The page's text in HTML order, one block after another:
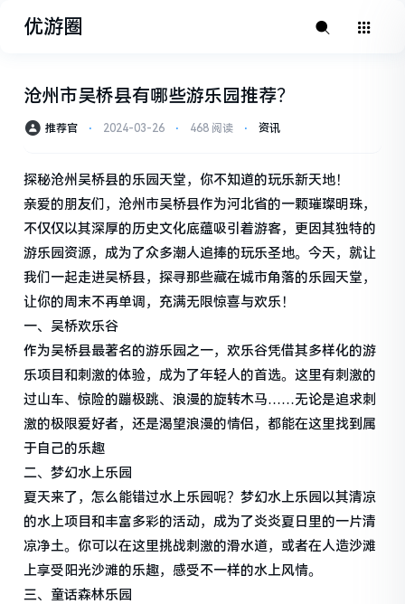
优游圈
沧州市吴桥县有哪些游乐园推荐？
推荐官 ⋅ 2024-03-26 ⋅ 468 阅读 ⋅ 资讯
探秘沧州吴桥县的乐园天堂，你不知道的玩乐新天地！
亲爱的朋友们，沧州市吴桥县作为河北省的一颗璀璨明珠，
不仅仅以其深厚的历史文化底蕴吸引着游客，更因其独特的
游乐园资源，成为了众多潮人追捧的玩乐圣地。今天，就让
我们一起走进吴桥县，探寻那些藏在城市角落的乐园天堂，
让你的周末不再单调，充满无限惊喜与欢乐！
一、吴桥欢乐谷
作为吴桥县最著名的游乐园之一，欢乐谷凭借其多样化的游
乐项目和刺激的体验，成为了年轻人的首选。这里有刺激的
过山车、惊险的蹦极跳、浪漫的旋转木马……无论是追求刺
激的极限爱好者，还是渴望浪漫的情侣，都能在这里找到属
于自己的乐趣
二、梦幻水上乐园
夏天来了，怎么能错过水上乐园呢？梦幻水上乐园以其清凉
的水上项目和丰富多彩的活动，成为了炎炎夏日里的一片清
凉净土。你可以在这里挑战刺激的滑水道，或者在人造沙滩
上享受阳光沙滩的乐趣，感受不一样的水上风情。
三、童话森林乐园